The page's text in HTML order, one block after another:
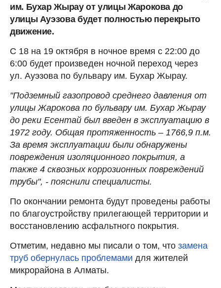
им. Бухар Жырау от улицы Жарокова до
улицы Ауэзова будет полностью перекрыто
движение.
С 18 на 19 октября в ночное время с 22:00 до
6:00 будет произведен ночной переход через
ул. Ауэзова по бульвару им. Бухар Жырау.
"Подземный газопровод среднего давления от
улицы Жарокова по бульвару им. Бухар Жырау
до реки Есентай был введен в эксплуатацию в
1972 году. Общая протяженность – 1766,9 п.м.
За время эксплуатации были обнаружены
повреждения изоляционного покрытия, а
также 4 сквозных коррозионных повреждений
трубы", - пояснили специалисты.
По окончании ремонта будут проведены работы
по благоустройству прилегающей территории и
восстановлению асфальтного покрытия.
Отметим, недавно мы писали о том, что замена
труб обернулась проблемами для жителей
микрорайона в Алматы.